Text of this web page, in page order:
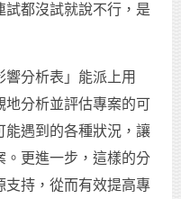
試都沒試就說不行，是
分析表」能派上用
地分析並評估專案的可
能遇到的各種狀況，讓
。更進一步，這樣的分
支持，從而有效提高專